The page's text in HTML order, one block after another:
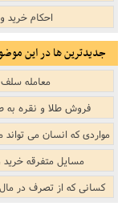
احکام خرید
جدیدترین ها در این
معامله
فروش طلا و نقره به
مسایل متفرقه
کسانى که از تصرف در